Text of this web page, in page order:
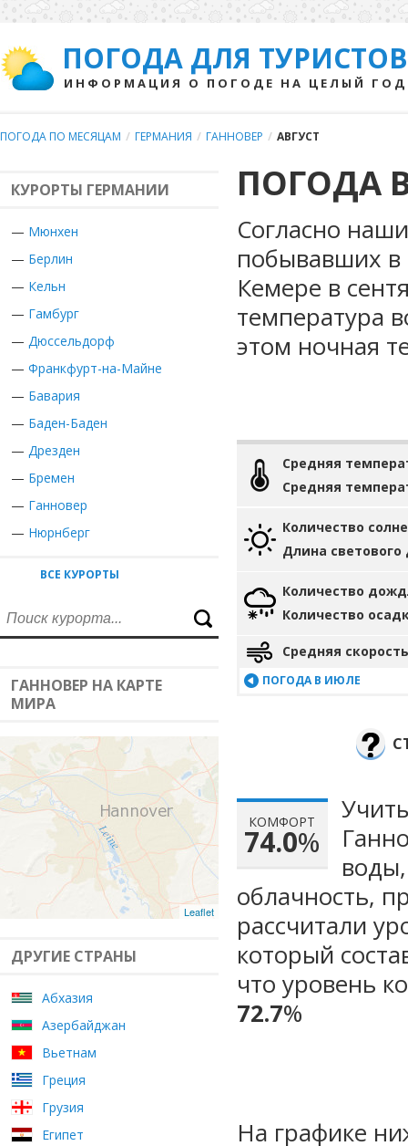
ПОГОДА ДЛЯ ТУРИСТОВ
ИНФОРМАЦИЯ О ПОГОДЕ НА ЦЕЛЫЙ ГОД
ПОГОДА ПО МЕСЯЦАМ / ГЕРМАНИЯ / ГАННОВЕР / АВГУСТ
КУРОРТЫ ГЕРМАНИИ
— Мюнхен
— Берлин
— Кельн
— Гамбург
— Дюссельдорф
— Франкфурт-на-Майне
— Бавария
— Баден-Баден
— Дрезден
— Бремен
— Ганновер
— Нюрнберг
ВСЕ КУРОРТЫ
ГАННОВЕР НА КАРТЕ
МИРА
Leaflet
ДРУГИЕ СТРАНЫ
Абхазия
Азербайджан
Вьетнам
Греция
Грузия
Египет
ПОГОДА
Согласно
побывавших в
Кемере в
температура
этом ночная
Средняя
Средняя
Количество
Длина светового
Количество
Количество
Средняя
ПОГОДА В ИЮЛЕ
КОМФОРТ
74.0%
облачность,
рассчитали
который
что уровень
72.7%
На графике